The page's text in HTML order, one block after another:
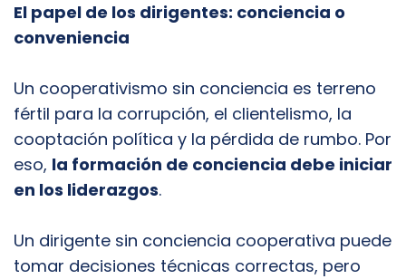
El papel de los dirigentes: conciencia o
conveniencia
Un cooperativismo sin conciencia es terreno
fértil para la corrupción, el clientelismo, la
cooptación política y la pérdida de rumbo. Por
eso, la formación de conciencia debe iniciar
en los liderazgos.
Un dirigente sin conciencia cooperativa puede
tomar decisiones técnicas correctas, pero